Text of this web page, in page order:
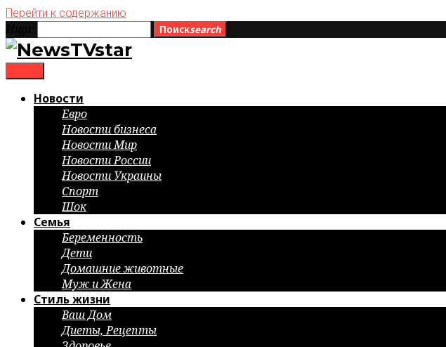
Перейти к содержанию
Поискsearch
Новости
Евро
Новости бизнеса
Новости Мир
Новости России
Новости Украины
Спорт
Шок
Семья
Беременность
Дети
Домашние животные
Муж и Жена
Стиль жизни
Ваш Дом
Диеты, Рецепты